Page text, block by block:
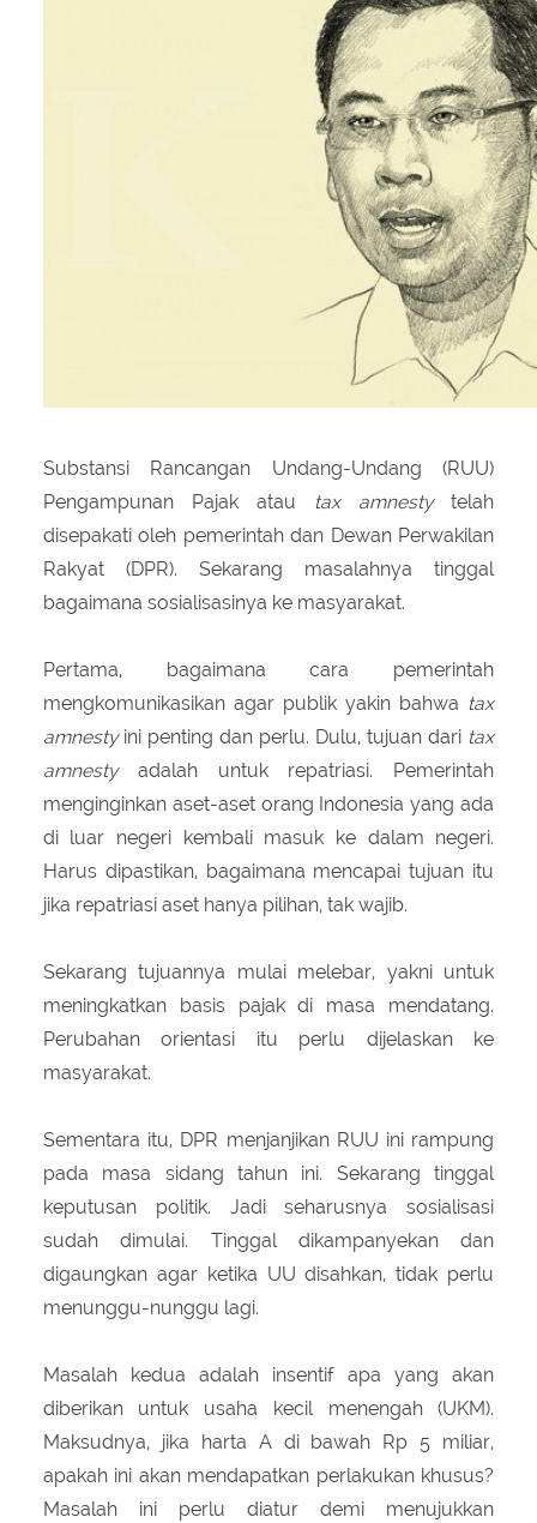
Substansi Rancangan Undang-Undang (RUU)
Pengampunan Pajak atau
tax amnestytelah
disepakati oleh pemerintah dan Dewan Perwakilan
Rakyat (DPR). Sekarang masalahnya tinggal
bagaimana sosialisasinya ke masyarakat.
Pertama, bagaimana cara pemerintah
mengkomunikasikan agar publik yakin bahwa tax
amnestyini penting dan perlu. Dulu, tujuan dari tax
amnestyadalah untuk repatriasi. Pemerintah
menginginkan aset-aset orang Indonesia yang ada
di luar negeri kembali masuk ke dalam negeri.
Harus dipastikan, bagaimana mencapai tujuan itu
jika repatriasi aset hanya pilihan, tak wajib.
Sekarang tujuannya mulai melebar, yakni untuk
meningkatkan basis pajak di masa mendatang.
Perubahan orientasi itu perlu dijelaskan ke
masyarakat.
Sementara itu, DPR menjanjikan RUU ini rampung
pada masa sidang tahun ini. Sekarang tinggal
keputusan politik. Jadi seharusnya sosialisasi
sudah dimulai. Tinggal dikampanyekan dan
digaungkan agar ketika UU disahkan, tidak perlu
menunggu-nunggu lagi.
Masalah kedua adalah insentif apa yang akan
diberikan untuk usaha kecil menengah (UKM).
Maksudnya, jika harta A di bawah Rp 5 miliar,
apakah ini akan mendapatkan perlakukan khusus?
Masalah ini perlu diatur demi menujukkan